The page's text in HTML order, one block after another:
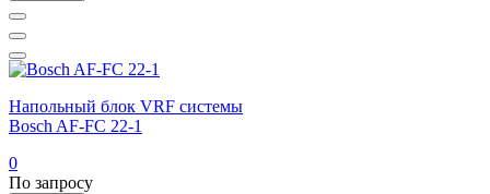
Напольный блок VRF системы
Bosch AF-FC 22-1
0
По запросу